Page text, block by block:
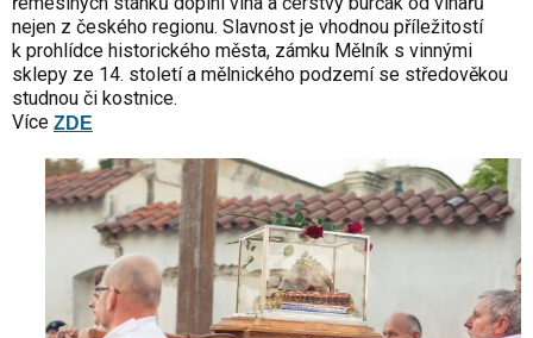
nejen z českého regionu. Slavnost je vhodnou příležitostí
k prohlídce historického města, zámku Mělník s vinnými
sklepy ze 14. století a mělnického podzemí se středověkou
studnou či kostnice.
Více ZDE